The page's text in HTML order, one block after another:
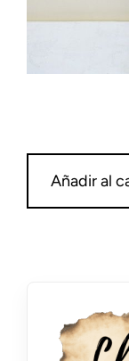
Añadir al